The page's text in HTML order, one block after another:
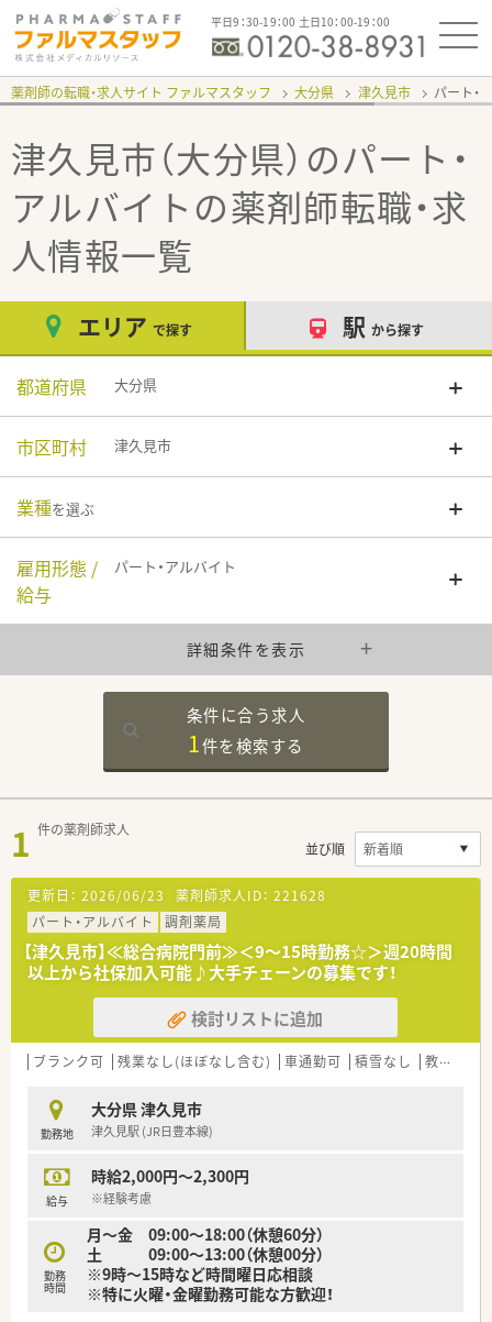
平日9：30-19：00 土日10：00-19：00
薬剤師の転職・求人サイト ファルマスタッフ 大分県 津久見市 パート・
津久見市（大分県）のパート・
アルバイトの薬剤師転職・求
人情報一覧
エリア で探す 駅 から探す
都道府県 大分県
市区町村 津久見市
業種を選ぶ
雇用形態 /
給与
パート・アルバイト
詳細条件を表示
条件に合う求人
1件を検索する
1 件の薬剤師求人
並び順
更新日： 2026/06/23 薬剤師求人ID： 221628
パート・アルバイト
調剤薬局
【津久見市】≪総合病院門前≫＜9～15時勤務☆＞週20時間
以上から社保加入可能♪大手チェーンの募集です！
検討リストに追加
ブランク可 残業なし(ほぼなし含む) 車通勤可 積雪なし 教育制度あり
勤務地
大分県 津久見市
津久見駅 (JR日豊本線)
給与
時給2,000円～2,300円
※経験考慮
勤務
時間
月～金 09:00～18:00（休憩60分）
土 09:00～13:00（休憩00分）
※9時～15時など時間曜日応相談
※特に火曜・金曜勤務可能な方歓迎！